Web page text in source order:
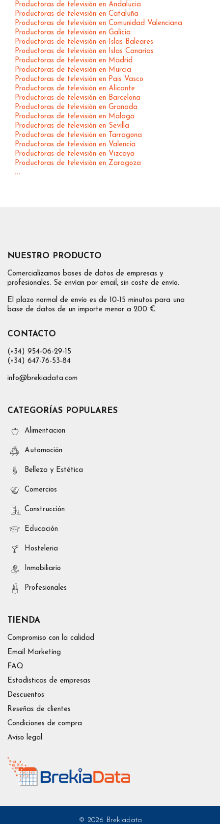
Productoras de televisión en Andalucia
Productoras de televisión en Cataluña
Productoras de televisión en Comunidad Valenciana
Productoras de televisión en Galicia
Productoras de televisión en Islas Baleares
Productoras de televisión en Islas Canarias
Productoras de televisión en Madrid
Productoras de televisión en Murcia
Productoras de televisión en Pais Vasco
Productoras de televisión en Alicante
Productoras de televisión en Barcelona
Productoras de televisión en Granada
Productoras de televisión en Malaga
Productoras de televisión en Sevilla
Productoras de televisión en Tarragona
Productoras de televisión en Valencia
Productoras de televisión en Vizcaya
Productoras de televisión en Zaragoza
...
NUESTRO PRODUCTO
Comercializamos bases de datos de empresas y
profesionales. Se envían por email, sin coste de envío.
El plazo normal de envío es de 10-15 minutos para una
base de datos de un importe menor a 200 €.
CONTACTO
(+34) 954-06-29-15
(+34) 647-76-53-84
info@brekiadata.com
CATEGORÍAS POPULARES
Alimentacion
Automoción
Belleza y Estética
Comercios
Construcción
Educación
Hosteleria
Inmobiliario
Profesionales
TIENDA
Compromiso con la calidad
Email Marketing
FAQ
Estadísticas de empresas
Descuentos
Reseñas de clientes
Condiciones de compra
Aviso legal
© 2026 Brekiadata